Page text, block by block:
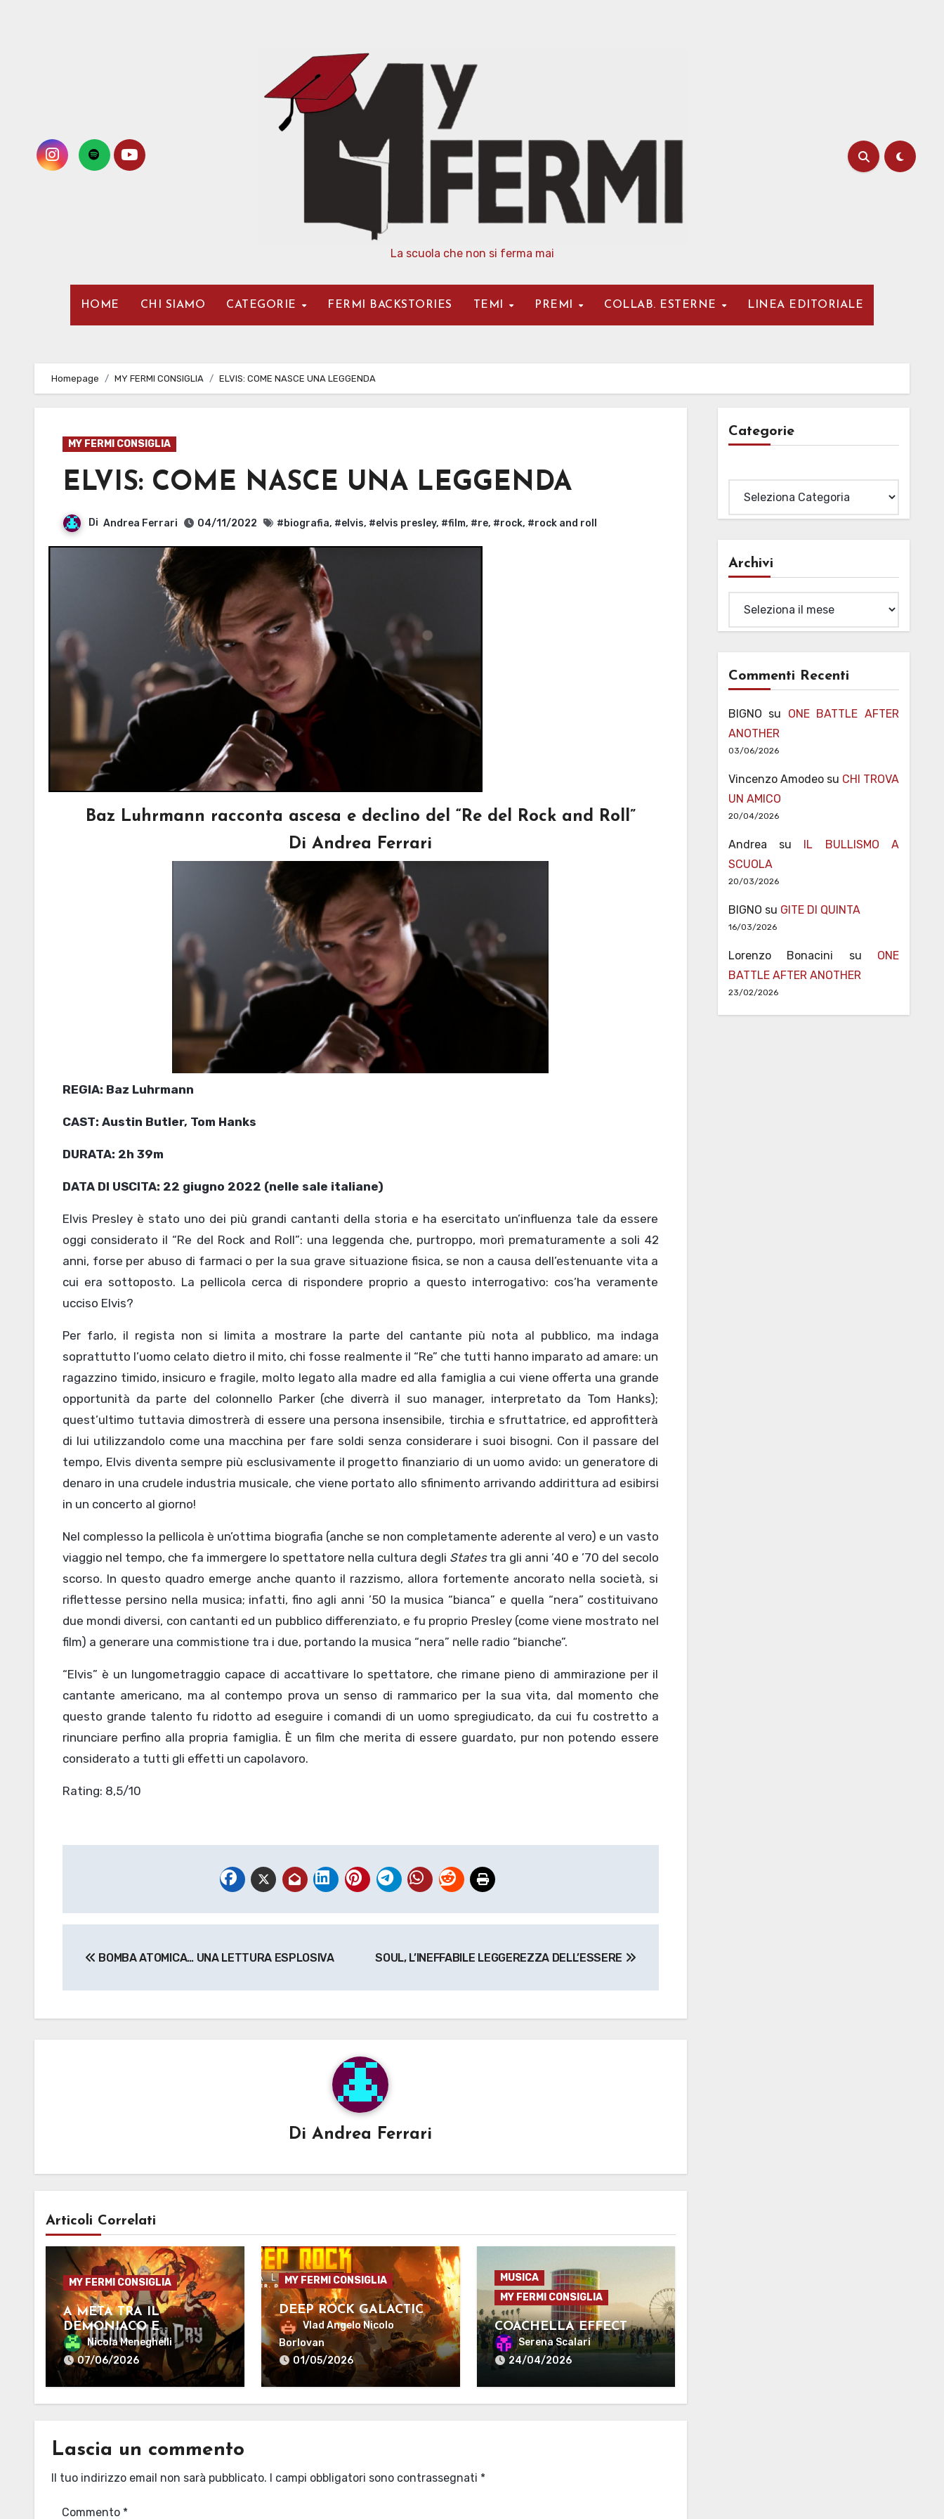
La scuola che non si ferma mai
HOME CHI SIAMO CATEGORIE FERMI BACKSTORIES TEMI PREMI COLLAB. ESTERNE LINEA EDITORIALE
Homepage MY FERMI CONSIGLIA ELVIS: COME NASCE UNA LEGGENDA
MY FERMI CONSIGLIA
ELVIS: COME NASCE UNA LEGGENDA
Di Andrea Ferrari 04/11/2022 #biografia, #elvis, #elvis presley, #film, #re, #rock, #rock and roll
Baz Luhrmann racconta ascesa e declino del “Re del Rock and Roll”
Di Andrea Ferrari
REGIA: Baz Luhrmann
CAST: Austin Butler, Tom Hanks
DURATA: 2h 39m
DATA DI USCITA: 22 giugno 2022 (nelle sale italiane)
Elvis Presley è stato uno dei più grandi cantanti della storia e ha esercitato un’influenza tale da essere
oggi considerato il “Re del Rock and Roll”: una leggenda che, purtroppo, morì prematuramente a soli 42
anni, forse per abuso di farmaci o per la sua grave situazione fisica, se non a causa dell’estenuante vita a
cui era sottoposto. La pellicola cerca di rispondere proprio a questo interrogativo: cos’ha veramente
ucciso Elvis?
Per farlo, il regista non si limita a mostrare la parte del cantante più nota al pubblico, ma indaga
soprattutto l’uomo celato dietro il mito, chi fosse realmente il “Re” che tutti hanno imparato ad amare: un
ragazzino timido, insicuro e fragile, molto legato alla madre ed alla famiglia a cui viene offerta una grande
opportunità da parte del colonnello Parker (che diverrà il suo manager, interpretato da Tom Hanks);
quest’ultimo tuttavia dimostrerà di essere una persona insensibile, tirchia e sfruttatrice, ed approfitterà
di lui utilizzandolo come una macchina per fare soldi senza considerare i suoi bisogni. Con il passare del
tempo, Elvis diventa sempre più esclusivamente il progetto finanziario di un uomo avido: un generatore di
denaro in una crudele industria musicale, che viene portato allo sfinimento arrivando addirittura ad esibirsi
in un concerto al giorno!
Nel complesso la pellicola è un’ottima biografia (anche se non completamente aderente al vero) e un vasto
viaggio nel tempo, che fa immergere lo spettatore nella cultura degli Statestra gli anni ’40 e ’70 del secolo
scorso. In questo quadro emerge anche quanto il razzismo, allora fortemente ancorato nella società, si
riflettesse persino nella musica; infatti, fino agli anni ’50 la musica “bianca” e quella “nera” costituivano
due mondi diversi, con cantanti ed un pubblico differenziato, e fu proprio Presley (come viene mostrato nel
film) a generare una commistione tra i due, portando la musica “nera” nelle radio “bianche”.
“Elvis” è un lungometraggio capace di accattivare lo spettatore, che rimane pieno di ammirazione per il
cantante americano, ma al contempo prova un senso di rammarico per la sua vita, dal momento che
questo grande talento fu ridotto ad eseguire i comandi di un uomo spregiudicato, da cui fu costretto a
rinunciare perfino alla propria famiglia. È un film che merita di essere guardato, pur non potendo essere
considerato a tutti gli effetti un capolavoro.
Rating: 8,5/10
articoli
BOMBA ATOMICA… UNA LETTURA ESPLOSIVA SOUL, L’INEFFABILE LEGGEREZZA DELL’ESSERE
DiAndrea Ferrari
Articoli Correlati
MY FERMI CONSIGLIA
A METÀ TRA IL
DEMONIACO E
L’UMANO
Nicola Meneghelli
07/06/2026
MY FERMI CONSIGLIA
DEEP ROCK GALACTIC
Vlad Angelo Nicolo
Borlovan
01/05/2026
MUSICA
MY FERMI CONSIGLIA
COACHELLA EFFECT
Serena Scalari
24/04/2026
Lascia un commento
Il tuo indirizzo email non sarà pubblicato. I campi obbligatori sono contrassegnati *
Commento *
Categorie
Archivi
Commenti Recenti
BIGNO su ONE BATTLE AFTER
ANOTHER
03/06/2026
Vincenzo Amodeosu CHI TROVA
UN AMICO
20/04/2026
Andrea su
IL BULLISMO A
SCUOLA
20/03/2026
BIGNO su GITE DI QUINTA
16/03/2026
Lorenzo Bonacini su ONE
BATTLE AFTER ANOTHER
23/02/2026